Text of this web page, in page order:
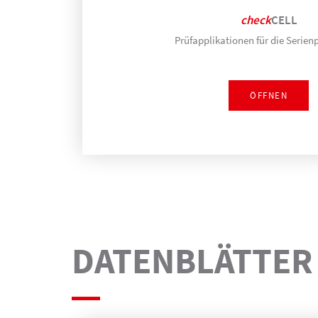
checkCELL
Prüfapplikationen für die
ÖFFNEN
DATEN­BLÄTTER